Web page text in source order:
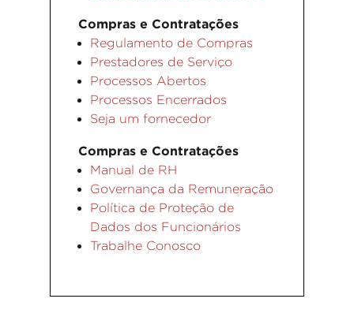
Compras e Contratações
Regulamento de Compras
Prestadores de Serviço
Processos Abertos
Processos Encerrados
Seja um fornecedor
Compras e Contratações
Manual de RH
Governança da Remuneração
Política de Proteção de
Dados dos Funcionários
Trabalhe Conosco